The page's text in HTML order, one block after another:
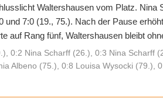
Waltershausen vom Platz. Nina
und 7:0 (19., 75.). Nach der Pause
auf Rang fünf, Waltershausen bleibt
0:2 Nina Scharff (26.), 0:3 Nina Scharff
Albeno (75.), 0:8 Louisa Wysocki (79.),